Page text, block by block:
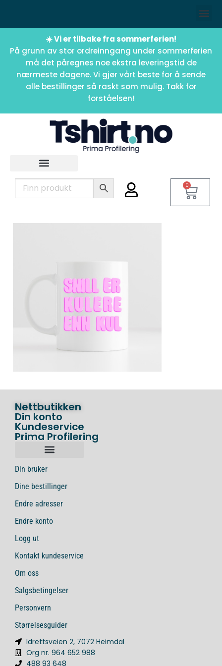
☀️ Vi er tilbake fra sommerferien!
På grunn av stor ordreinngang under sommerferien
må det påregnes noe ekstra leveringstid de
nærmeste dagene. Vi gjør vårt beste for å sende
alle bestillinger så raskt som mulig. Takk for
forståelsen!
0
Nettbutikken
Din konto
Kundeservice
Prima Profilering
Din bruker
Dine bestillinger
Endre adresser
Endre konto
Logg ut
Kontakt kundeservice
Om oss
Salgsbetingelser
Personvern
Størrelsesguider
Idrettsveien 2, 7072 Heimdal
Org nr. 964 652 988
488 93 648